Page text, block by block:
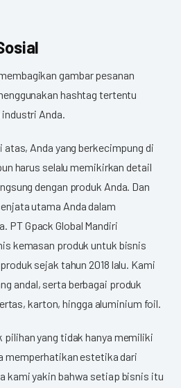
gambar pesanan
hashtag tertentu
industri Anda.
atas, Anda yang berkecimpung di
harus selalu memikirkan detail
dengan produk Anda. Dan
utama Anda dalam
PT Gpack Global Mandiri
kemasan produk untuk bisnis
sejak tahun 2018 lalu. Kami
andal, serta berbagai produk
karton, hingga aluminium foil.
pilihan yang tidak hanya memiliki
memperhatikan estetika dari
kami yakin bahwa setiap bisnis itu